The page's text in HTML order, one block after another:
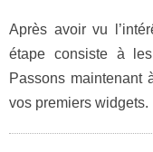
Après avoir vu
étape consiste à
Passons maintenant
vos premiers widgets.